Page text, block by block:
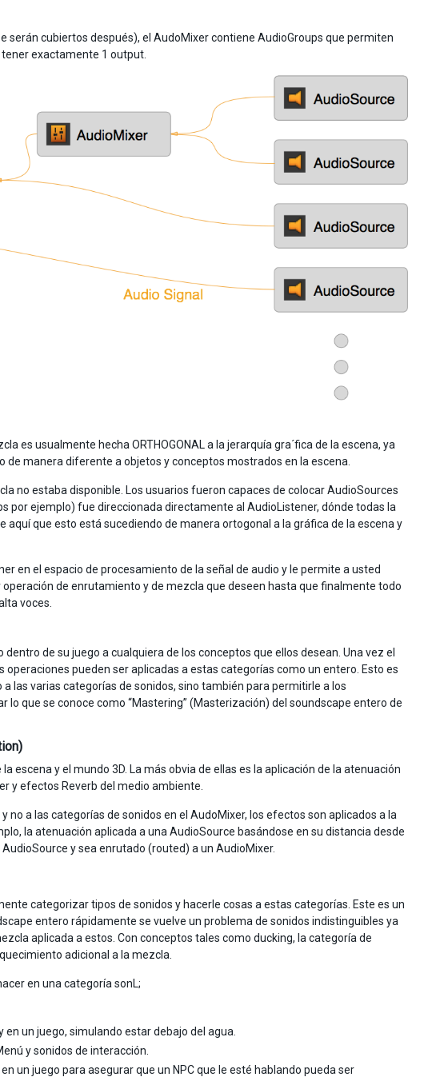
serán cubiertos después), el AudoMixer contiene AudioGroups que permiten
exactamente 1 output.
es usualmente hecha ORTHOGONAL a la jerarquía gra´fica de la escena, ya
manera diferente a objetos y conceptos mostrados en la escena.
no estaba disponible. Los usuarios fueron capaces de colocar AudioSources
por ejemplo) fue direccionada directamente al AudioListener, dónde todas la
que esto está sucediendo de manera ortogonal a la gráfica de la escena y
en el espacio de procesamiento de la señal de audio y le permite a usted
de enrutamiento y de mezcla que deseen hasta que finalmente todo
voces.
de su juego a cualquiera de los conceptos que ellos desean. Una vez el
pueden ser aplicadas a estas categorías como un entero. Esto es
las varias categorías de sonidos, sino también para permitirle a los
que se conoce como “Mastering” (Masterización) del soundscape entero de
escena y el mundo 3D. La más obvia de ellas es la aplicación de la atenuación
y efectos Reverb del medio ambiente.
a las categorías de sonidos en el AudoMixer, los efectos son aplicados a la
la atenuación aplicada a una AudioSource basándose en su distancia desde
y sea enrutado (routed) a un AudioMixer.
categorizar tipos de sonidos y hacerle cosas a estas categorías. Este es un
entero rápidamente se vuelve un problema de sonidos indistinguibles ya
aplicada a estos. Con conceptos tales como ducking, la categoría de
adicional a la mezcla.
en una categoría sonL;
un juego, simulando estar debajo del agua.
y sonidos de interacción.
un juego para asegurar que un NPC que le esté hablando pueda ser